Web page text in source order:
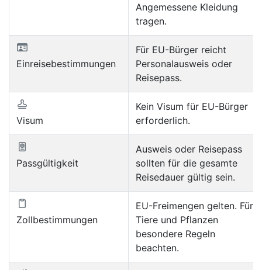
Angemessene Kleidung
tragen.
Einreisebestimmungen
Für EU-Bürger reicht
Personalausweis oder
Reisepass.
Visum
Kein Visum für EU-Bürger
erforderlich.
Passgültigkeit
Ausweis oder Reisepass
sollten für die gesamte
Reisedauer gültig sein.
Zollbestimmungen
EU-Freimengen gelten. Für
Tiere und Pflanzen
besondere Regeln
beachten.